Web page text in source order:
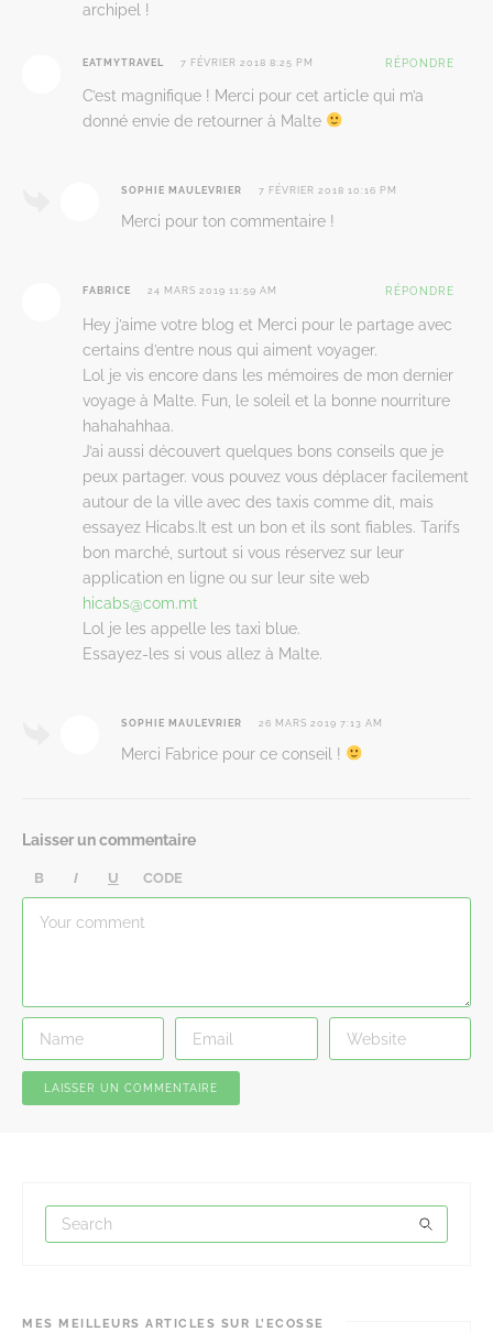
archipel !
EATMYTRAVEL 7 FÉVRIER 2018 8:25 PM RÉPONDRE
C’est magnifique ! Merci pour cet article qui m’a
donné envie de retourner à Malte
SOPHIE MAULEVRIER 7 FÉVRIER 2018 10:16 PM
Merci pour ton commentaire !
FABRICE 24 MARS 2019 11:59 AM RÉPONDRE
Hey j’aime votre blog et Merci pour le partage avec
certains d’entre nous qui aiment voyager.
Lol je vis encore dans les mémoires de mon dernier
voyage à Malte. Fun, le soleil et la bonne nourriture
hahahahhaa.
J’ai aussi découvert quelques bons conseils que je
peux partager. vous pouvez vous déplacer facilement
autour de la ville avec des taxis comme dit, mais
essayez Hicabs.It est un bon et ils sont fiables. Tarifs
bon marché, surtout si vous réservez sur leur
application en ligne ou sur leur site web
hicabs@com.mt
Lol je les appelle les taxi blue.
Essayez-les si vous allez à Malte.
SOPHIE MAULEVRIER 26 MARS 2019 7:13 AM
Merci Fabrice pour ce conseil !
Laisser un commentaire
B I U CODE
MES MEILLEURS ARTICLES SUR L’ECOSSE